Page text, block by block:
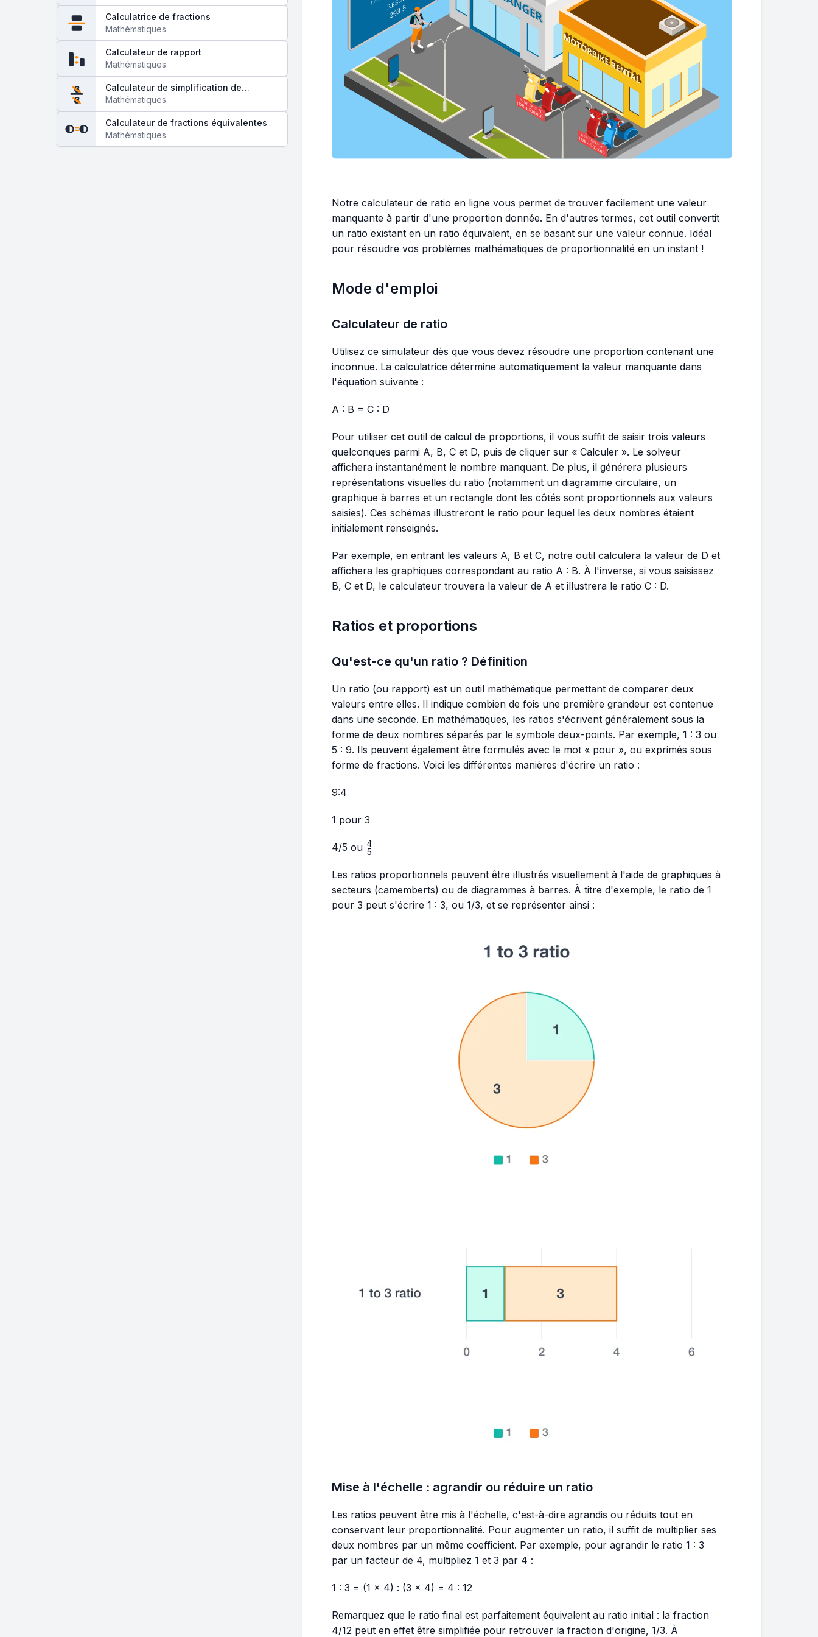
Calculatrice de fractions
Mathématiques
Calculateur de rapport
Mathématiques
6
8
Calculateur de simplification de
fractions
Mathématiques
Calculateur de fractions équivalentes
Mathématiques
Notre calculateur de ratio en ligne vous permet de trouver facilement une valeur
manquante à partir d'une proportion donnée. En d'autres termes, cet outil convertit
un ratio existant en un ratio équivalent, en se basant sur une valeur connue. Idéal
pour résoudre vos problèmes mathématiques de proportionnalité en un instant !
Mode d'emploi
Calculateur de ratio
Utilisez ce simulateur dès que vous devez résoudre une proportion contenant une
inconnue. La calculatrice détermine automatiquement la valeur manquante dans
l'équation suivante :
A : B = C : D
Pour utiliser cet outil de calcul de proportions, il vous suffit de saisir trois valeurs
quelconques parmi A, B, C et D, puis de cliquer sur « Calculer ». Le solveur
affichera instantanément le nombre manquant. De plus, il générera plusieurs
représentations visuelles du ratio (notamment un diagramme circulaire, un
graphique à barres et un rectangle dont les côtés sont proportionnels aux valeurs
saisies). Ces schémas illustreront le ratio pour lequel les deux nombres étaient
initialement renseignés.
Par exemple, en entrant les valeurs A, B et C, notre outil calculera la valeur de D et
affichera les graphiques correspondant au ratio A : B. À l'inverse, si vous saisissez
B, C et D, le calculateur trouvera la valeur de A et illustrera le ratio C : D.
Ratios et proportions
Qu'est-ce qu'un ratio ? Définition
Un ratio (ou rapport) est un outil mathématique permettant de comparer deux
valeurs entre elles. Il indique combien de fois une première grandeur est contenue
dans une seconde. En mathématiques, les ratios s'écrivent généralement sous la
forme de deux nombres séparés par le symbole deux-points. Par exemple, 1 : 3 ou
5 : 9. Ils peuvent également être formulés avec le mot « pour », ou exprimés sous
forme de fractions. Voici les différentes manières d'écrire un ratio :
9:4
1 pour 3
4/5 ou \frac{4}
5
4
Les ratios proportionnels peuvent être illustrés visuellement à l'aide de graphiques à
secteurs (camemberts) ou de diagrammes à barres. À titre d'exemple, le ratio de 1
pour 3 peut s'écrire 1 : 3, ou 1/3, et se représenter ainsi :
Mise à l'échelle : agrandir ou réduire un ratio
Les ratios peuvent être mis à l'échelle, c'est-à-dire agrandis ou réduits tout en
conservant leur proportionnalité. Pour augmenter un ratio, il suffit de multiplier ses
deux nombres par un même coefficient. Par exemple, pour agrandir le ratio 1 : 3
par un facteur de 4, multipliez 1 et 3 par 4 :
1 : 3 = (1 × 4) : (3 × 4) = 4 : 12
Remarquez que le ratio final est parfaitement équivalent au ratio initial : la fraction
4/12 peut en effet être simplifiée pour retrouver la fraction d'origine, 1/3. À